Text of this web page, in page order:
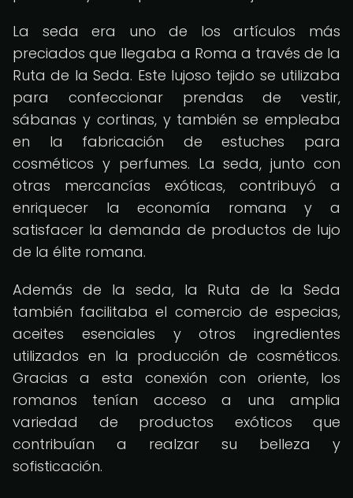
La seda era uno de los artículos más
preciados que llegaba a Roma a través de la
Ruta de la Seda. Este lujoso tejido se utilizaba
para confeccionar prendas de vestir,
sábanas y cortinas, y también se empleaba
en la fabricación de estuches para
cosméticos y perfumes. La seda, junto con
otras mercancías exóticas, contribuyó a
enriquecer la economía romana y a
satisfacer la demanda de productos de lujo
de la élite romana.
Además de la seda, la Ruta de la Seda
también facilitaba el comercio de especias,
aceites esenciales y otros ingredientes
utilizados en la producción de cosméticos.
Gracias a esta conexión con oriente, los
romanos tenían acceso a una amplia
variedad de productos exóticos que
contribuían a realzar su belleza y
sofisticación.